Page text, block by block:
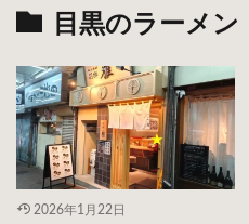
目黒のラーメン
2026年1月22日